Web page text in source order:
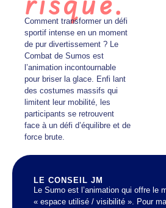
Comment transformer un défi
sportif intense en un moment
de pur divertissement ? Le
Combat de Sumos est
l’animation incontournable
pour briser la glace. Enfi lant
des costumes massifs qui
limitent leur mobilité, les
participants se retrouvent
face à un défi d’équilibre et de
force brute.
LE CONSEIL JM
Le Sumo est l’animation qui offre le
« espace utilisé / visibilité ». Pour